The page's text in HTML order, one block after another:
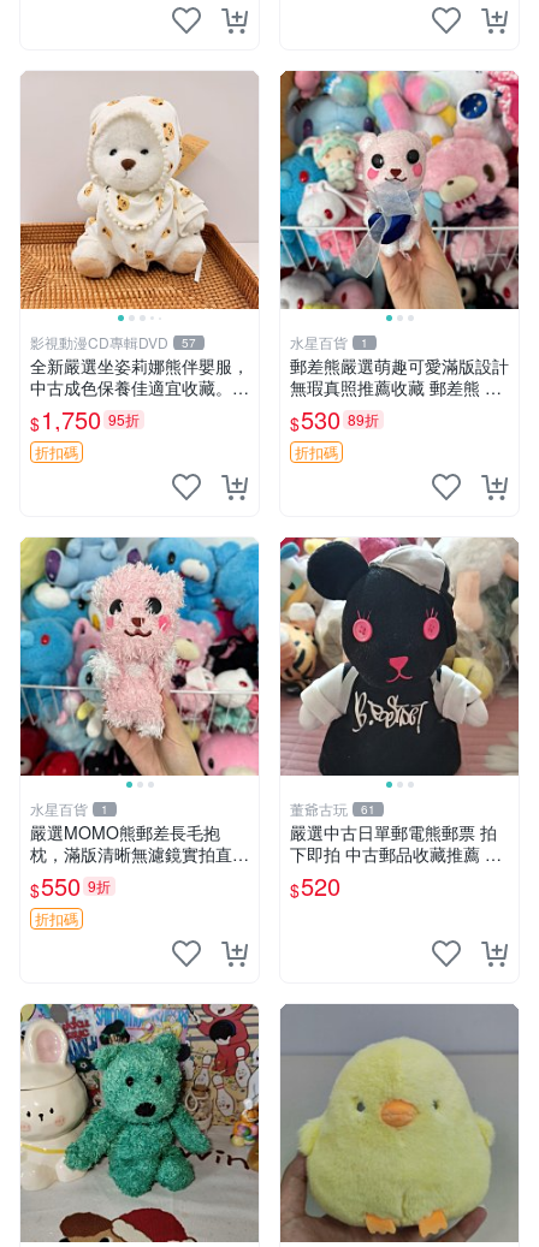
影視動漫CD專輯DVD 57
全新嚴選坐姿莉娜熊伴嬰服，
中古成色保養佳適宜收藏。無
盒子但品質完好，快速出貨。
建議入手！ 中古 玩偶 滬漫
$1,750 95折
折扣碼
水星百貨 1
郵差熊嚴選萌趣可愛滿版設計
無瑕真照推薦收藏 郵差熊 熊
抱枕 紅薯啵啵間
$530 89折
折扣碼
水星百貨 1
嚴選MOMO熊郵差長毛抱
枕，滿版清晰無濾鏡實拍直
銷。每周新品到貨，不容錯
過！ 郵差熊 長毛 抱枕
$550 9折
折扣碼
董爺古玩 61
嚴選中古日單郵電熊郵票 拍
下即拍 中古郵品收藏推薦 郵
票 郵電熊 日本
$520